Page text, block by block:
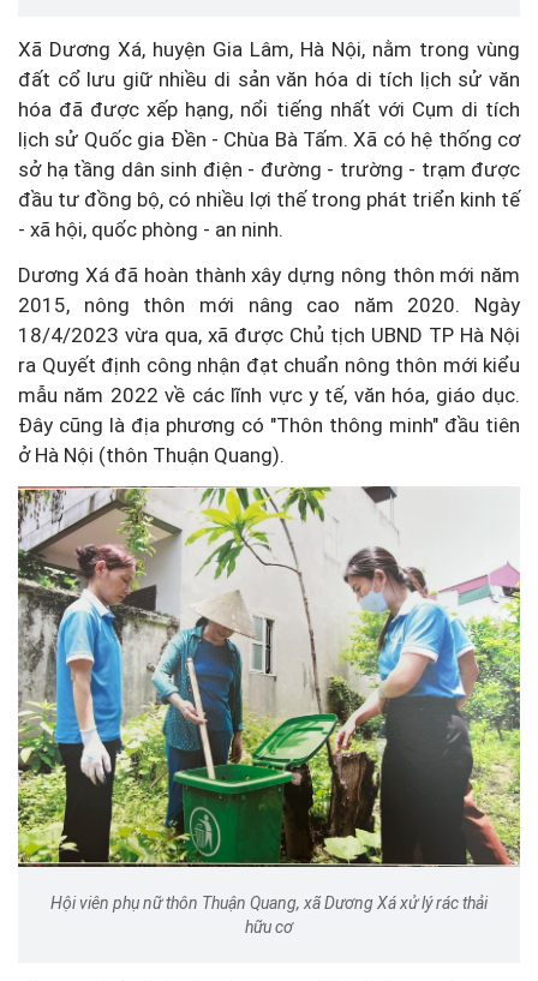
Xã Dương Xá, huyện Gia Lâm, Hà Nội, nằm trong vùng
đất cổ lưu giữ nhiều di sản văn hóa di tích lịch sử văn
hóa đã được xếp hạng, nổi tiếng nhất với Cụm di tích
lịch sử Quốc gia Đền - Chùa Bà Tấm. Xã có hệ thống cơ
sở hạ tầng dân sinh điện - đường - trường - trạm được
đầu tư đồng bộ, có nhiều lợi thế trong phát triển kinh tế
- xã hội, quốc phòng - an ninh.
Dương Xá đã hoàn thành xây dựng nông thôn mới năm
2015, nông thôn mới nâng cao năm 2020. Ngày
18/4/2023 vừa qua, xã được Chủ tịch UBND TP Hà Nội
ra Quyết định công nhận đạt chuẩn nông thôn mới kiểu
mẫu năm 2022 về các lĩnh vực y tế, văn hóa, giáo dục.
Đây cũng là địa phương có "Thôn thông minh" đầu tiên
ở Hà Nội (thôn Thuận Quang).
Hội viên phụ nữ thôn Thuận Quang, xã Dương Xá xử lý rác thải
hữu cơ